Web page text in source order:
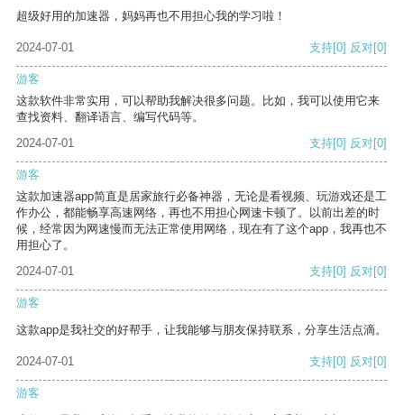
超级好用的加速器，妈妈再也不用担心我的学习啦！
2024-07-01 支持[0] 反对[0]
游客
这款软件非常实用，可以帮助我解决很多问题。比如，我可以使用它来
查找资料、翻译语言、编写代码等。
2024-07-01
支持[0] 反对[0]
游客
这款加速器app简直是居家旅行必备神器，无论是看视频、玩游戏还是工
作办公，都能畅享高速网络，再也不用担心网速卡顿了。以前出差的时
候，经常因为网速慢而无法正常使用网络，现在有了这个app，我再也不
用担心了。
2024-07-01
支持[0] 反对[0]
游客
这款app是我社交的好帮手，让我能够与朋友保持联系，分享生活点滴。
2024-07-01 支持[0] 反对[0]
游客